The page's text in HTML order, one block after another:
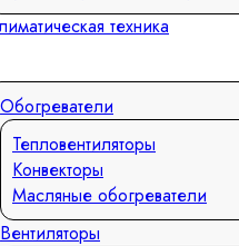
техника
Обогреватели
Тепловентиляторы
Конвекторы
Масляные обогреватели
Вентиляторы